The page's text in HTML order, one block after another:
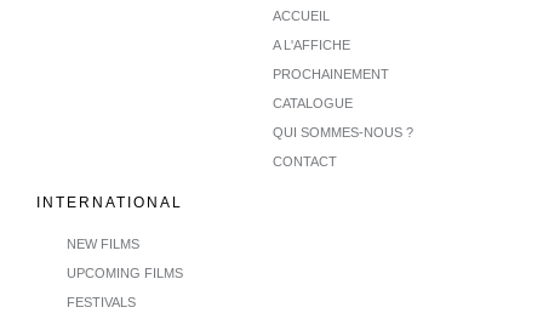
ACCUEIL
A L'AFFICHE
PROCHAINEMENT
CATALOGUE
QUI SOMMES-NOUS ?
CONTACT
INTERNATIONAL
NEW FILMS
UPCOMING FILMS
FESTIVALS